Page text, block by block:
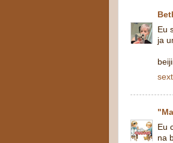
Eu
ja
Eu
na